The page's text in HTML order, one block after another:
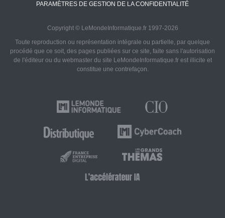
PARAMÈTRES DE GESTION DE LA CONFIDENTIALITÉ
Copyright © LeMondeInformatique.fr 1997-2026
Toute reproduction ou représentation intégrale ou partielle, par quelque
procédé que ce soit, des pages publiées sur ce site, faite sans l'autorisation
de l'éditeur ou du webmaster du site LeMondeInformatique.fr est illicite et
constitue une contrefaçon.